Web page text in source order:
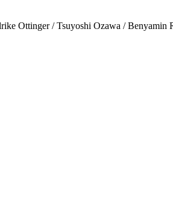
Ottinger / Tsuyoshi Ozawa / Benyamin